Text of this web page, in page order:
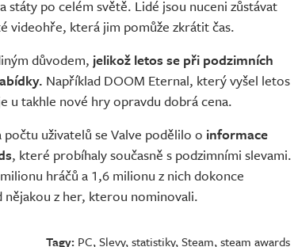
státy po celém světě. Lidé jsou nuceni zůstávat
videohře, která jim pomůže zkrátit čas.
důvodem, jelikož letos se při podzimních
Například DOOM Eternal, který vyšel letos
u takhle nové hry opravdu dobrá cena.
uživatelů se Valve podělilo o informace
, které probíhaly současně s podzimními slevami.
hráčů a 1,6 milionu z nich dokonce
nějakou z her, kterou nominovali.
Tagy: PC,Slevy,statistiky,Steam,steam awards